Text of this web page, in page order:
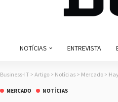
NOTÍCIAS ENTREVISTA
Business-IT > Artigo > Notícias > Mercado >
MERCADO NOTÍCIAS